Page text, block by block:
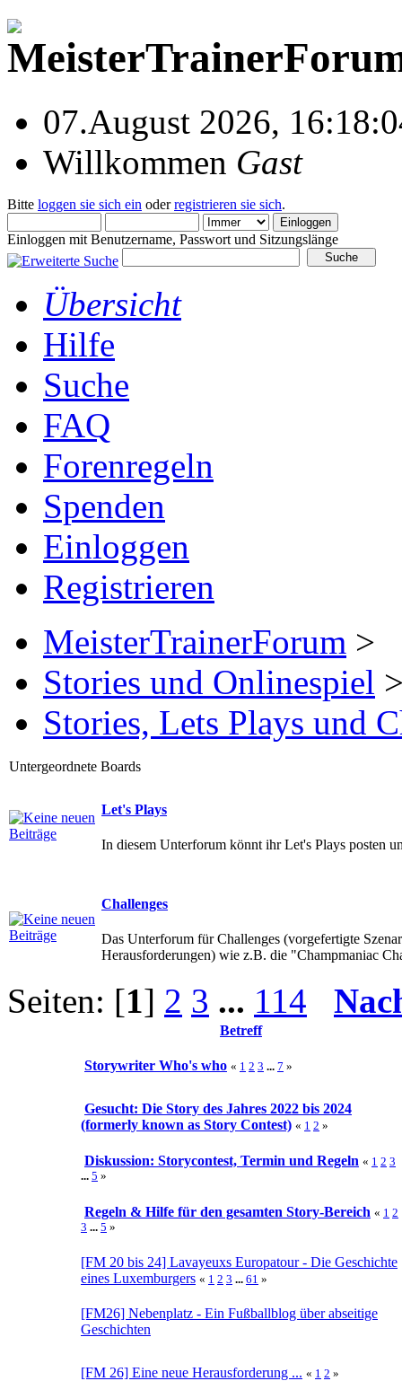
07.August 2026,
Willkommen Gast
Bitte loggen sie sich ein oderregistrieren sie sich.
Einloggen mit Benutzername, Passwort und Sitzungslänge
Übersicht
Hilfe
Suche
FAQ
Forenregeln
Spenden
Einloggen
Registrieren
MeisterTrainerForum >
Stories und Onlinespiel
Stories, Lets Plays und
Untergeordnete Boards
Let's Plays
In diesem Unterforum könnt ihr Let's Plays posten
Challenges
Das Unterforum für Challenges (vorgefertigte
Herausforderungen) wie z.B. die "Champmaniac
Seiten: [1] 2 3 ... 114
Betreff
Storywriter Who's who « 1 2 3 ... 7 »
Gesucht: Die Story des Jahres 2022 bis 2024
(formerly known as Story Contest) « 1 2 »
Diskussion: Storycontest, Termin und Regeln « 1 2 3
... 5 »
Regeln & Hilfe für den gesamten Story-Bereich « 1 2
3 ... 5 »
[FM 20 bis 24] Lavayeuxs Europatour - Die Geschichte
eines Luxemburgers « 1 2 3 ... 61 »
[FM26] Nebenplatz - Ein Fußballblog über abseitige
Geschichten
[FM 26] Eine neue Herausforderung ... « 1 2 »